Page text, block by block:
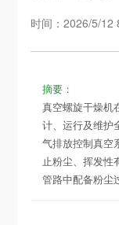
时间：2026/5/12
摘要：
真空螺旋干燥机
计、运行及维护
气排放控制真空
止粉尘、挥发性
管路中配备粉尘